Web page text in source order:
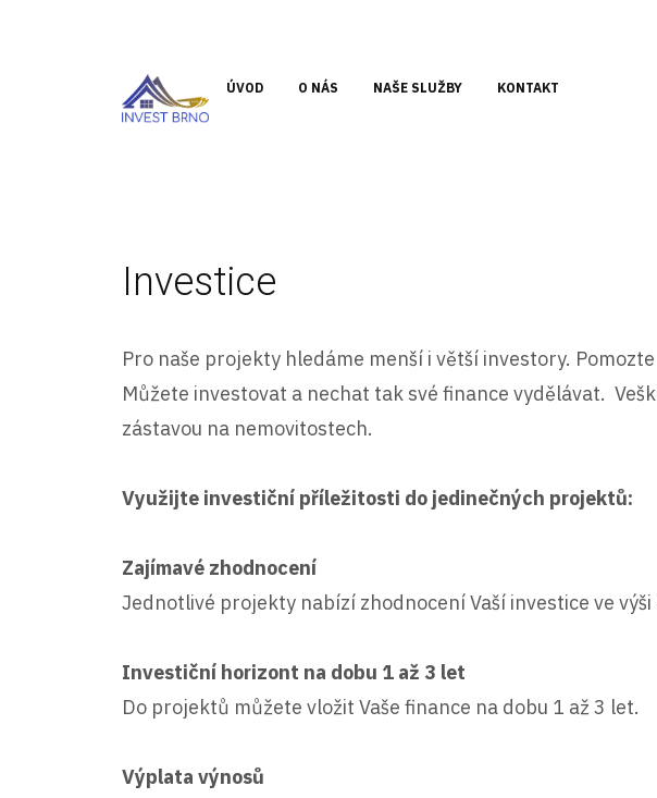
ÚVOD O NÁS NAŠE SLUŽBY KONTAKT
Investice
Pro naše projekty hledáme menší i větší investory.
Můžete investovat a nechat tak své finance vydělávat.
zástavou na nemovitostech.
Využijte investiční příležitosti do jedinečných projektů:
Zajímavé zhodnocení
Jednotlivé projekty nabízí zhodnocení Vaší investice ve
Investiční horizont na dobu 1 až 3 let
Do projektů můžete vložit Vaše finance na dobu 1 až 3 let.
Výplata výnosů